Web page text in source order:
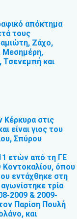
απόκτημα
τους
Ζάχο,
Μεσημέρη,
Τσενεμπή και
στις
είναι γιος του
Σπύρου
ετών από τη ΓΕ
όπου
εντάχθηκε στη
τρία
2009 & 2009-
Παρίση Πουλή
και